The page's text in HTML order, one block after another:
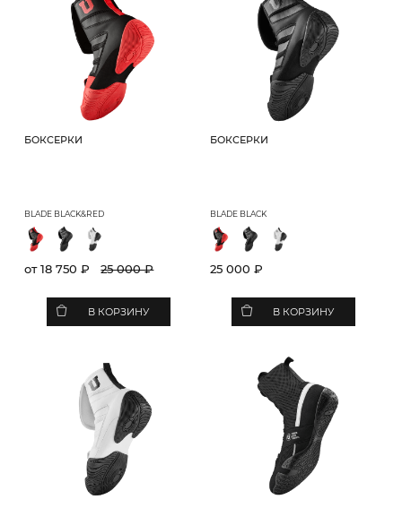
БОКСЕРКИ
BLADE BLACK&RED
от 18 750 ₽25 000 ₽
В КОРЗИНУ
БОКСЕРКИ
BLADE BLACK
25 000 ₽
В КОРЗИНУ